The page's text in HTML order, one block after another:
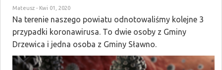
Mateusz - Kwi 01, 2020
Na terenie naszego powiatu odnotowaliśmy kolejne 3
przypadki koronawirusa. To dwie osoby z Gminy
Drzewica i jedna osoba z Gminy Sławno.